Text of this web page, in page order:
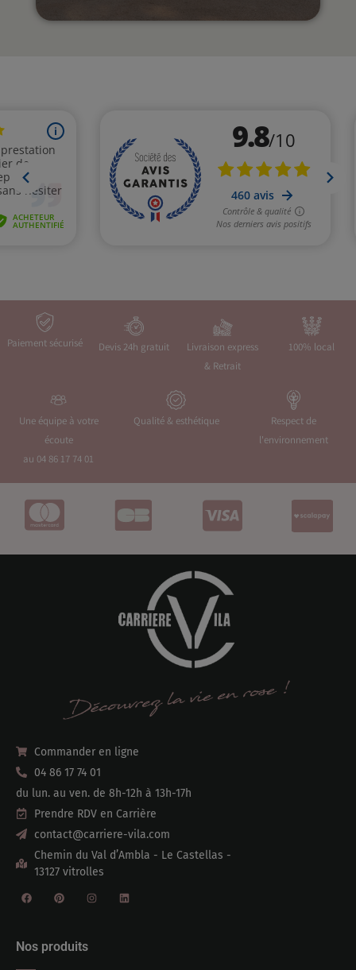
Paiement sécurisé Devis 24h gratuit
Livraison express
& Retrait
100% local
Une équipe à votre
écoute
au 04 86 17 74 01
Qualité & esthétique
Respect de
l'environnement
Commander en ligne
04 86 17 74 01
du lun. au ven. de 8h-12h à 13h-17h
Prendre RDV en Carrière
contact@carriere-vila.com
Chemin du Val d’Ambla - Le Castellas -
13127 vitrolles
Nos produits